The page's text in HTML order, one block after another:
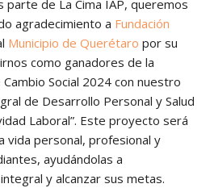
de La Cima IAP, queremos
agradecimiento a Fundación
Municipio de Querétaro por su
como ganadores de la
Social 2024 con nuestro
de Desarrollo Personal y Salud
Laboral”. Este proyecto será
vida personal, profesional y
ayudándolas a
y alcanzar sus metas.